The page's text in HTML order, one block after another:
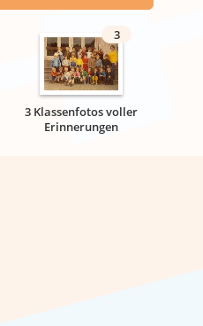
3
3 Klassenfotos voller
Erinnerungen